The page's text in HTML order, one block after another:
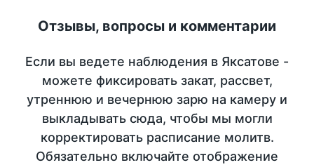
Отзывы, вопросы и комментарии
Если вы ведете наблюдения в Яксатове -
можете фиксировать закат, рассвет,
утреннюю и вечернюю зарю на камеру и
выкладывать сюда, чтобы мы могли
корректировать расписание молитв.
Обязательно включайте отображение